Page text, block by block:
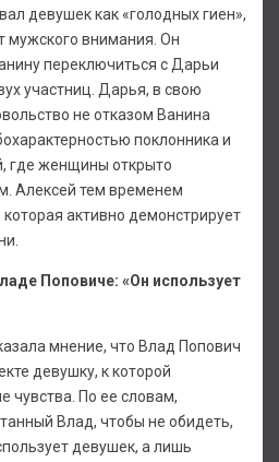
девушек как «голодных гиен»,
внимания. Он
переключиться с Дарьи
участниц. Дарья, в свою
не отказом Ванина
поклонника и
где женщины открыто
Алексей тем временем
активно демонстрирует
Поповиче: «Он использует
мнение, что Влад Попович
девушку, к которой
чувства. По ее словам,
Влад, чтобы не обидеть,
девушек, а лишь